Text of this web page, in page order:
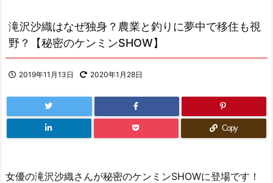
滝沢沙織はなぜ独身？農業と釣りに夢中で移住も視
野？【秘密のケンミンSHOW】
2019年11月13日 2020年1月28日
Copy
女優の滝沢沙織さんが秘密のケンミンSHOWに登場です！